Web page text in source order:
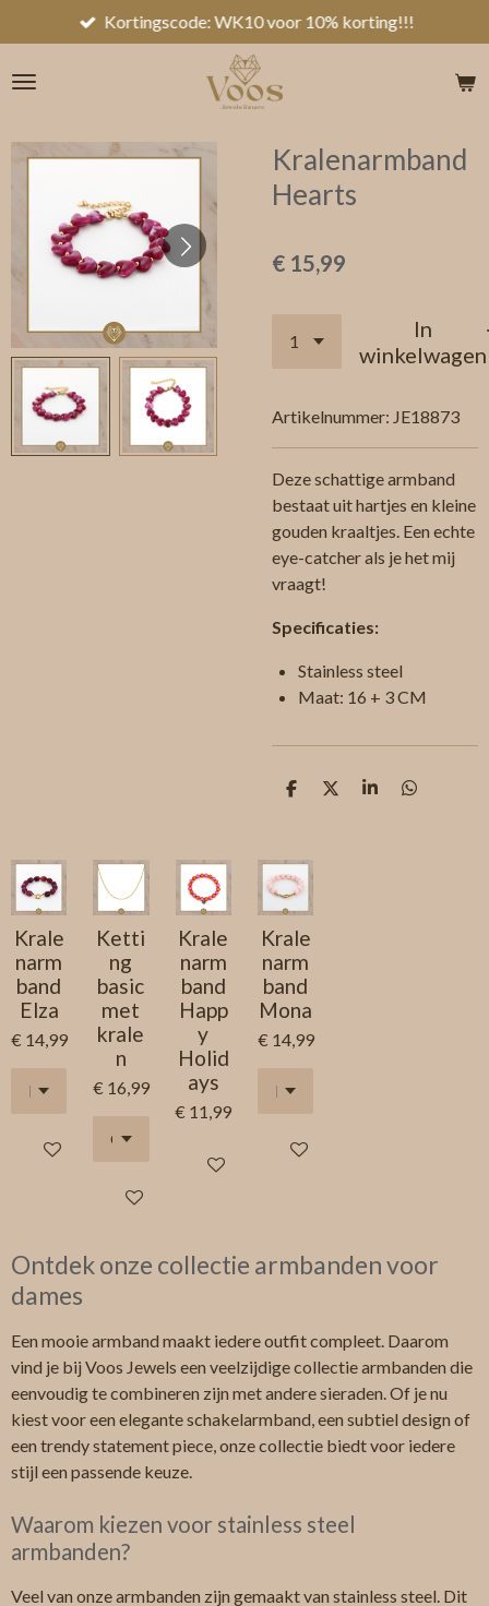
direct
naar
Kortingscode: WK10 voor 10% korting!!!
Kralenarmband
Hearts
€ 15,99
In
winkelwagen
Artikelnummer: JE18873
Deze schattige armband
bestaat uit hartjes en kleine
gouden kraaltjes. Een echte
eye-catcher als je het mij
vraagt!
Specificaties:
Stainless steel
Maat: 16 + 3 CM
D
n
D
S
D
Krale
narm
band
Elza
€ 14,99
In winkelwagen
Ketti
ng
basic
met
krale
n
€ 16,99
In winkelwagen
Krale
narm
band
Happ
y
Holid
ays
€ 11,99
In winkelwagen
Krale
narm
band
Mona
€ 14,99
In winkelwagen
Ontdek onze collectie armbanden voor
dames
Een mooie armband maakt iedere outfit compleet. Daarom
vind je bij Voos Jewels een veelzijdige collectie armbanden die
eenvoudig te combineren zijn met andere sieraden. Of je nu
kiest voor een elegante schakelarmband, een subtiel design of
een trendy statement piece, onze collectie biedt voor iedere
stijl een passende keuze.
Waarom kiezen voor stainless steel
armbanden?
Veel van onze armbanden zijn gemaakt van stainless steel. Dit